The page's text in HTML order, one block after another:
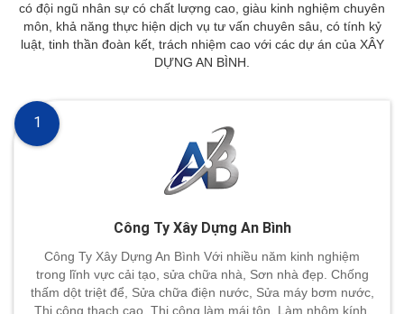
có đội ngũ nhân sự có chất lượng cao, giàu kinh nghiệm chuyên
môn, khả năng thực hiện dịch vụ tư vấn chuyên sâu, có tính kỷ
luật, tinh thần đoàn kết, trách nhiệm cao với các dự án của XÂY
DỰNG AN BÌNH.
Công Ty Xây Dựng An Bình
Công Ty Xây Dựng An Bình Với nhiều năm kinh nghiệm
trong lĩnh vực cải tạo, sửa chữa nhà, Sơn nhà đẹp. Chống
thấm dột triệt để, Sửa chữa điện nước, Sửa máy bơm nước,
Thi công thạch cao. Thi công làm mái tôn, Làm nhôm kính,
1